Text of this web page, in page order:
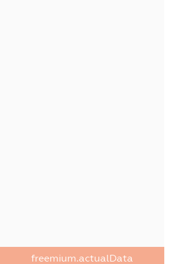
freemium.actualData